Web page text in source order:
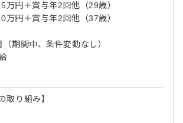
万円＋賞与年2回他（29歳）
万円＋賞与年2回他（37歳）
期間中、条件変動なし）
取り組み】